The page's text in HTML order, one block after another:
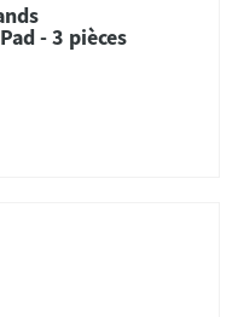
- 3 pièces